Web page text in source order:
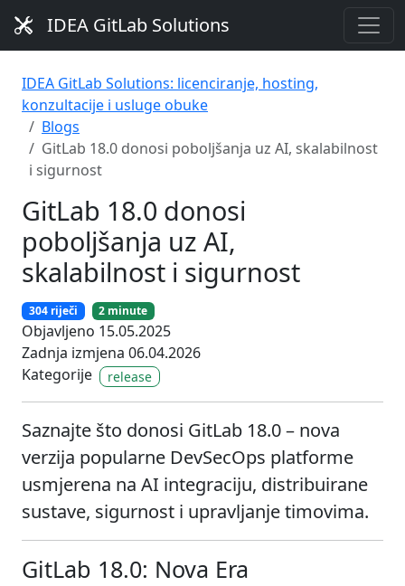
IDEA GitLab Solutions
IDEA GitLab Solutions: licenciranje, hosting,
konzultacije i usluge obuke
Blogs
GitLab 18.0 donosi poboljšanja uz AI, skalabilnost
i sigurnost
GitLab 18.0 donosi
poboljšanja uz AI,
skalabilnost i sigurnost
304 riječi 2 minute
Objavljeno 15.05.2025
Zadnja izmjena 06.04.2026
Kategorije
release
Saznajte što donosi GitLab 18.0 – nova
verzija popularne DevSecOps platforme
usmjerena na AI integraciju, distribuirane
sustave, sigurnost i upravljanje timovima.
GitLab 18.0: Nova Era